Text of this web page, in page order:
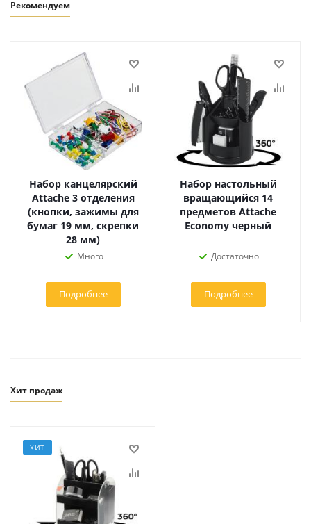
Рекомендуем
Набор канцелярский
Attache 3 отделения
(кнопки, зажимы для
бумаг 19 мм, скрепки
28 мм)
Много
Подробнее
Набор настольный
вращающийся 14
предметов Attache
Economy черный
Достаточно
Подробнее
Хит продаж
ХИТ